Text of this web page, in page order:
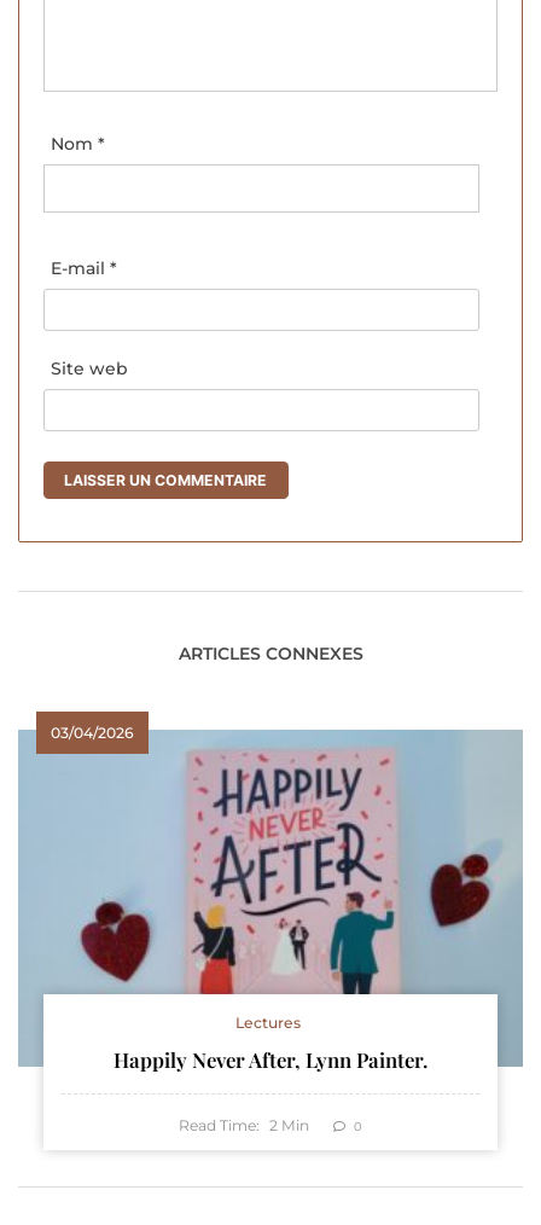
Nom *
E-mail *
Site web
ARTICLES CONNEXES
03/04/2026
Lectures
Happily Never After, Lynn Painter.
Read Time: 2 Min 0